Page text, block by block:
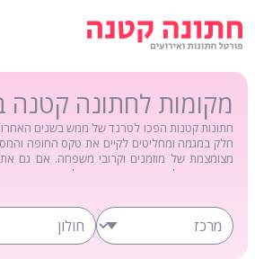
מקומות לחתונה קטנה
חתונות קטנות הפכו לטרנד של ממש בשנים
חלק במגמה ומחליטים לקיים את טקס החופה
מצומצמת של מוזמנים וקרובי משפחה. אם גם
ומחפשים אולמות אירועים
מקומות לחתונה קטנה
צוות האתר שלנו שם לעצמו למטרה להפוך את
ונוח יותר, ובדיוק בשביל זה הקמנו את העמוד
למצוא את מקומות האירוח והאירועים הטובים
לכם להנות מחתונה מצומצמת אך מלאת שמחה
לקרוא את כל הפרמטרים החשובים להחלטה